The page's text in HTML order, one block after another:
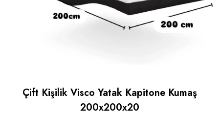
Çift Kişilik Visco Yatak Kapitone Kumaş
200x200x20